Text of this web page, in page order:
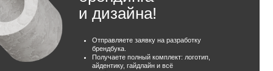
брендбука.
Получаете полный комплект: логотип,
айдентику, гайдлайн и всё
необходимое.
Получаете всю сумму обратно в виде
бонуса на будущие заказы